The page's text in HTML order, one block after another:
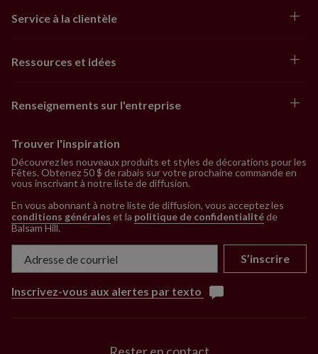
Service à la clientèle
Ressources et idées
Renseignements sur l'entreprise
Trouver l'inspiration
Découvrez les nouveaux produits et styles de décorations pour les
Fêtes. Obtenez 50 $ de rabais sur votre prochaine commande en
vous inscrivant à notre liste de diffusion.
En vous abonnant à notre liste de diffusion, vous acceptez les
conditions générales et la politique de confidentialitéde
Balsam Hill.
S’inscrire
Inscrivez-vous aux alertes par texto